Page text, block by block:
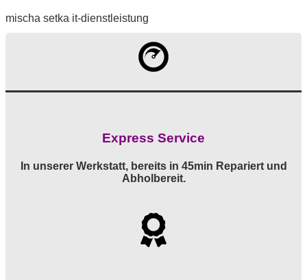
mischa setka it-dienstleistung
Express Service
In unserer Werkstatt, bereits in 45min Repariert und
Abholbereit.